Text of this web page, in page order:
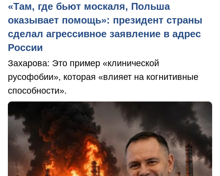
«Там, где бьют москаля, Польша
оказывает помощь»: президент страны
сделал агрессивное заявление в адрес
России
Захарова: Это пример «клинической
русофобии», которая «влияет на когнитивные
способности».